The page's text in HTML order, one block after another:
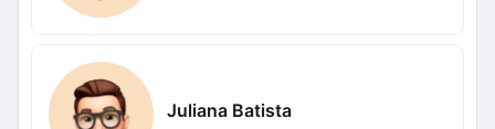
Juliana Batista